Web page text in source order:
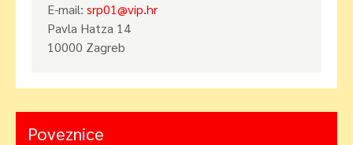
E-mail: srp01@vip.hr
Pavla Hatza 14
10000 Zagreb
Poveznice